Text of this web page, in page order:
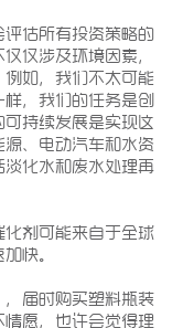
估所有投资策略的
仅涉及环境因素，
如，我们不太可能
，我们的任务是创
持续发展是实现这
、电动汽车和水资
化水和废水处理再
剂可能来自于全球
快。
届时购买塑料瓶装
愿，也许会觉得理